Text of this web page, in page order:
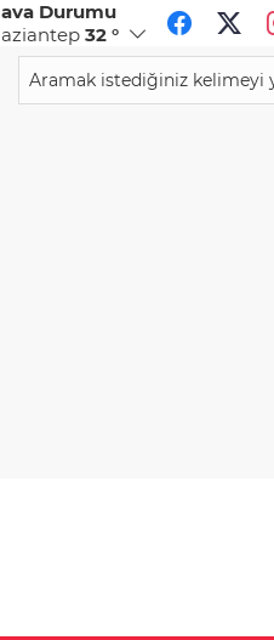
Durumu
32 °
CHF
58,7662%-0,27